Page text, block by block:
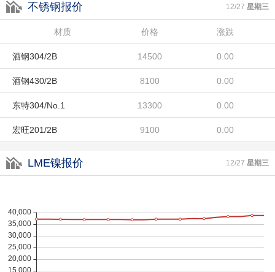
不锈钢报价 12/27 星期三
材质 价格 涨跌
宏旺201/2B 0.00
8800 0.00
酒钢304/2B 14500 0.00
酒钢430/2B 8100 0.00
东特304/No.1 13300 0.00
宏旺201/2B 9100 0.00
酒钢304/2B 14500 0.00
LME镍报价 12/27 星期三